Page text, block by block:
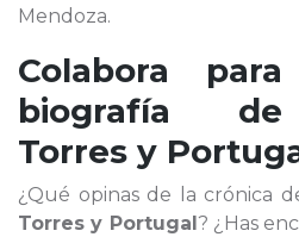
Mendoza.
Colabora
biografía
Torres y
¿Qué opinas de la crónica
Torres y Portugal? ¿Has